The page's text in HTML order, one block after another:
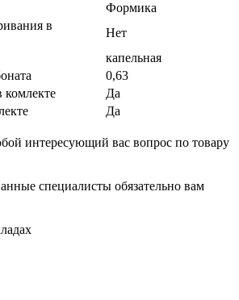
Формика
в
Нет
капельная
0,63
Да
Да
интересующий вас вопрос по товару
специалисты обязательно вам